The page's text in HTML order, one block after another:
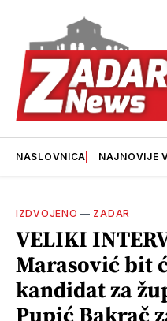
NASLOVNICA NAJNOVIJE
IZDVOJENO — ZADAR
VELIKI
Marasović bit
kandidat za
Pupić Bakrač